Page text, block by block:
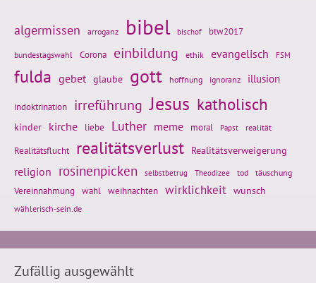
algermissen arroganz bibel bischof btw2017
bundestagswahl Corona einbildung ethik evangelisch FSM
fulda gebet glaube gott hoffnung ignoranz illusion
indoktrination irreführung Jesus katholisch
kinder kirche liebe Luther meme moral Papst realität
Realitätsflucht realitätsverlust Realitätsverweigerung
religion rosinenpicken selbstbetrug Theodizee tod täuschung
Vereinnahmung wahl weihnachten wirklichkeit wunsch
wählerisch-sein.de
Zufällig ausgewählt